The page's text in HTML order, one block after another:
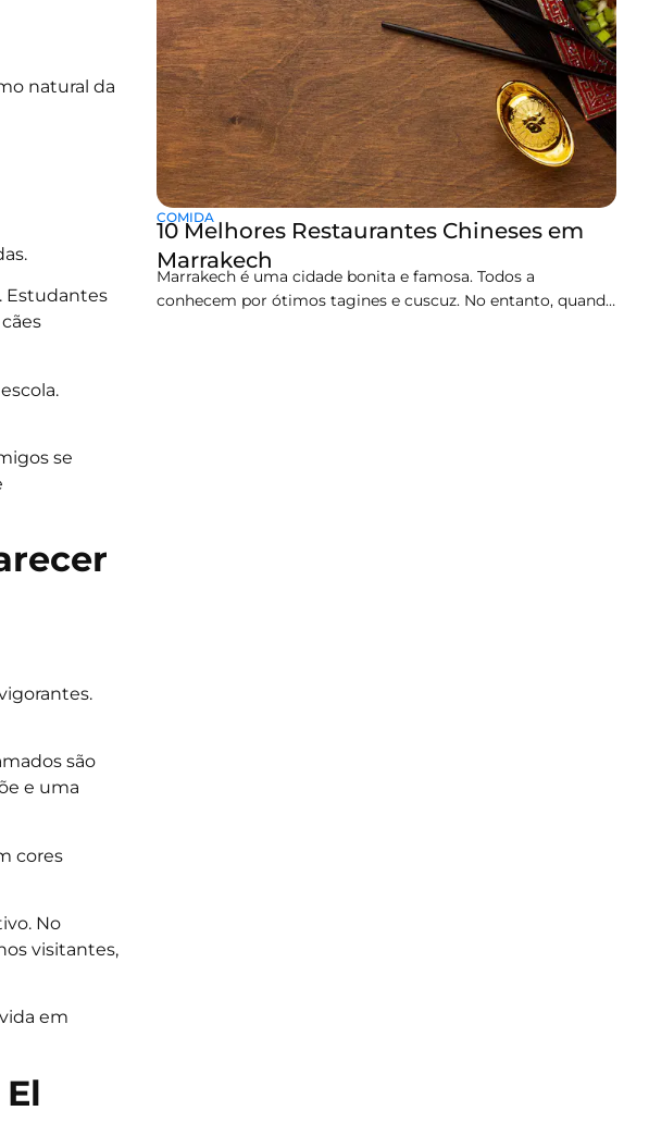
natural da
Estudantes
se
são
e uma
cores
No
visitantes,
em
COMIDA
10 Melhores Restaurantes Chineses em
Marrakech
Marrakech é uma cidade bonita e famosa. Todos a
conhecem por ótimos tagines e cuscuz. No entanto, quando